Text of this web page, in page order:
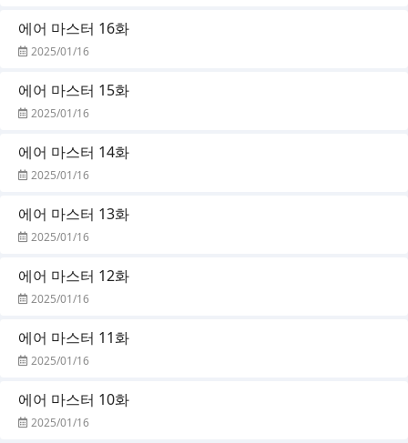
에어 마스터 16화
2025/01/16
에어 마스터 15화
2025/01/16
에어 마스터 14화
2025/01/16
에어 마스터 13화
2025/01/16
에어 마스터 12화
2025/01/16
에어 마스터 11화
2025/01/16
에어 마스터 10화
2025/01/16